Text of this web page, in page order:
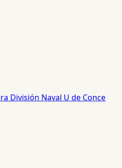
División Naval U de Conce